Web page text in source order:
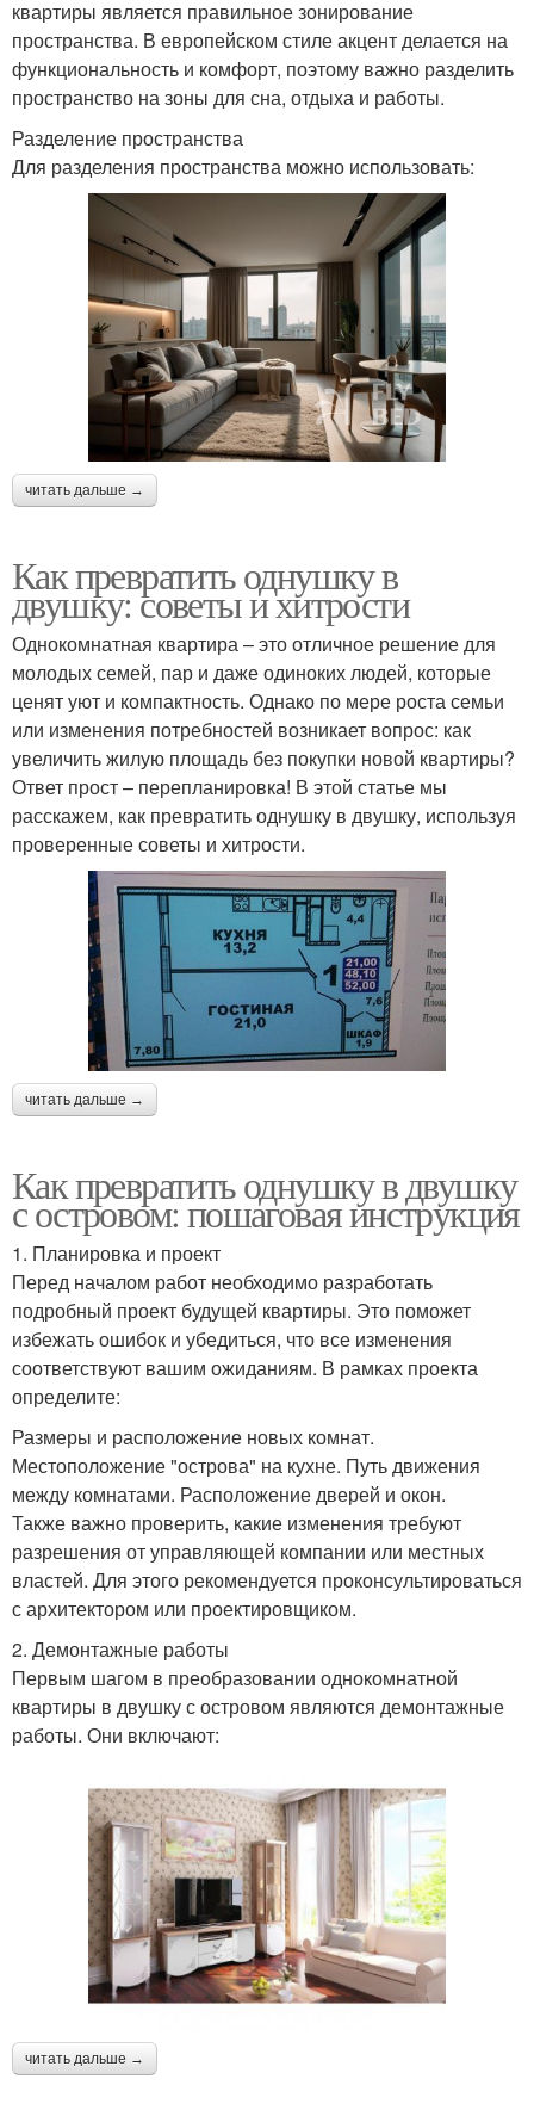
квартиры является правильное зонирование
пространства. В европейском стиле акцент делается на
функциональность и комфорт, поэтому важно разделить
пространство на зоны для сна, отдыха и работы.
Разделение пространства
Для разделения пространства можно использовать:
читать дальше →
Как превратить однушку в
двушку: советы и хитрости
Однокомнатная квартира – это отличное решение для
молодых семей, пар и даже одиноких людей, которые
ценят уют и компактность. Однако по мере роста семьи
или изменения потребностей возникает вопрос: как
увеличить жилую площадь без покупки новой квартиры?
Ответ прост – перепланировка! В этой статье мы
расскажем, как превратить однушку в двушку, используя
проверенные советы и хитрости.
читать дальше →
Как превратить однушку в двушку
с островом: пошаговая инструкция
1. Планировка и проект
Перед началом работ необходимо разработать
подробный проект будущей квартиры. Это поможет
избежать ошибок и убедиться, что все изменения
соответствуют вашим ожиданиям. В рамках проекта
определите:
Размеры и расположение новых комнат.
Местоположение "острова" на кухне. Путь движения
между комнатами. Расположение дверей и окон.
Также важно проверить, какие изменения требуют
разрешения от управляющей компании или местных
властей. Для этого рекомендуется проконсультироваться
с архитектором или проектировщиком.
2. Демонтажные работы
Первым шагом в преобразовании однокомнатной
квартиры в двушку с островом являются демонтажные
работы. Они включают:
читать дальше →